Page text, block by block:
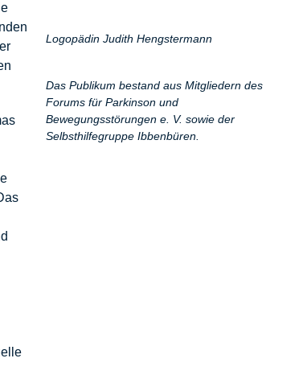
Logopädin Judith Hengstermann
Das Publikum bestand aus Mitgliedern des
Forums für Parkinson und
Bewegungsstörungen e. V. sowie der
Selbsthilfegruppe Ibbenbüren.